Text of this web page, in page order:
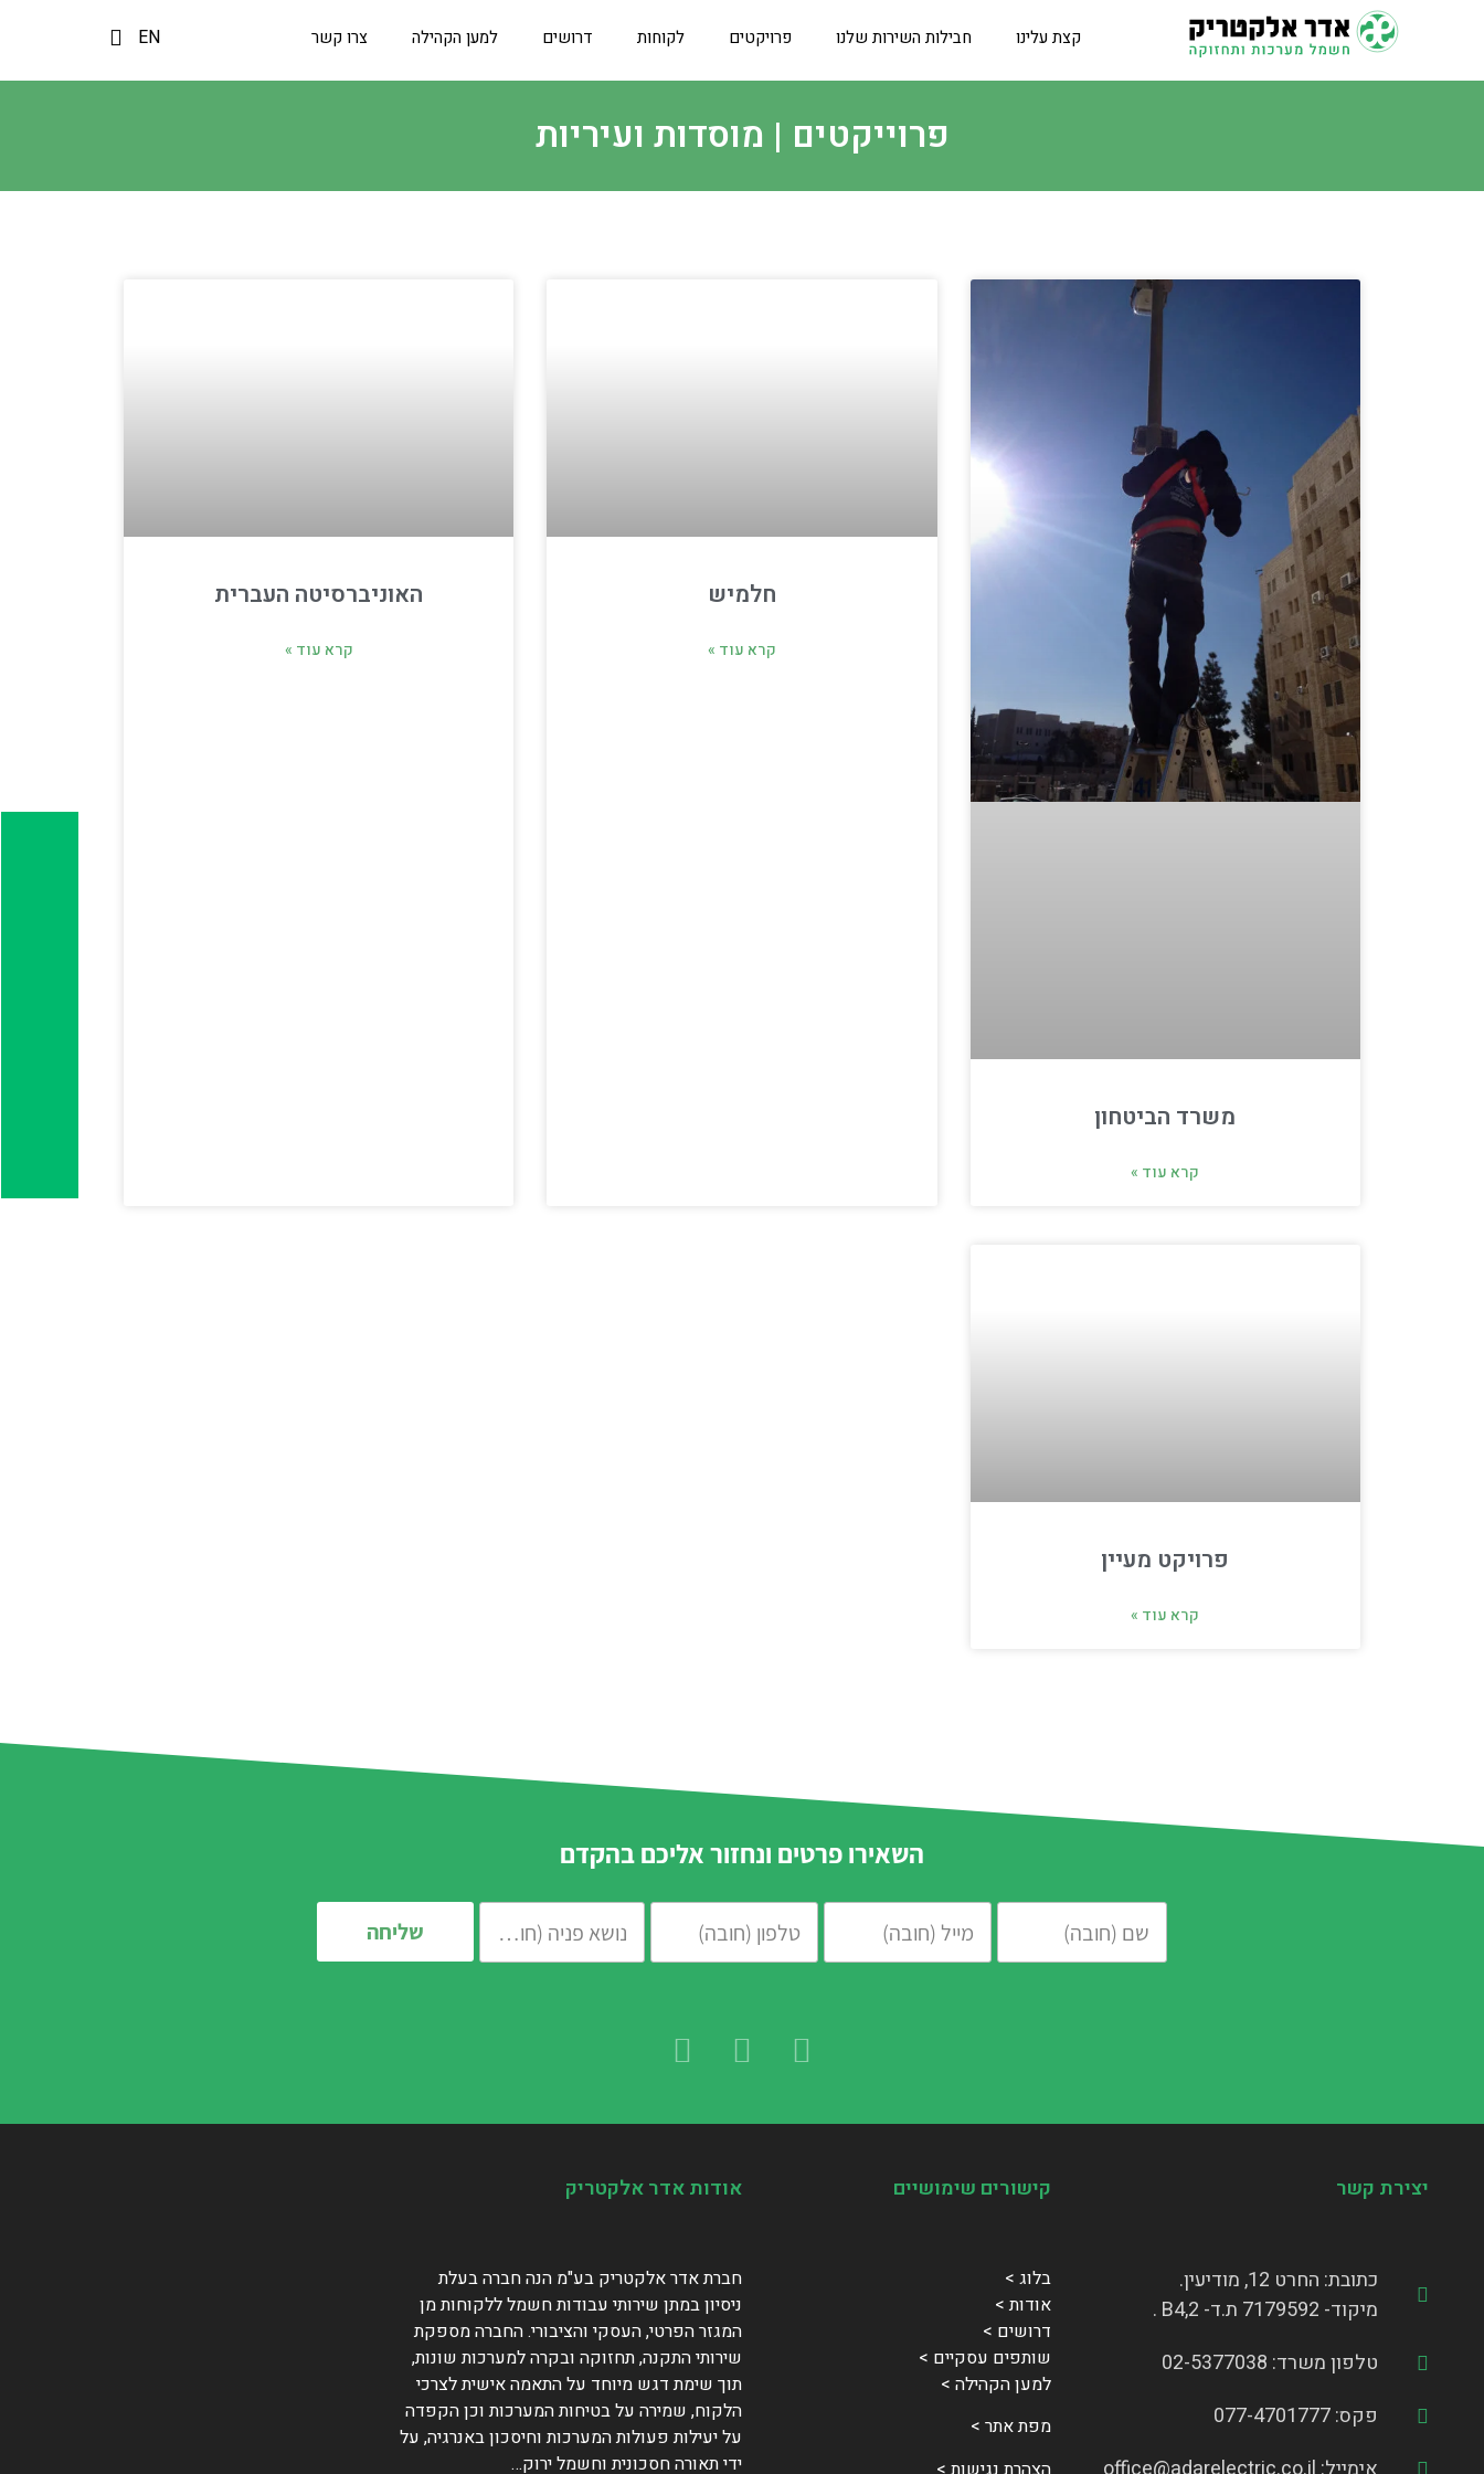
קצת עלינו חבילות השירות שלנו פרויקטים לקוחות דרושים למען הקהילה צרו קשר EN
פרוייקטים | מוסדות ועיריות
משרד הביטחון
קרא עוד »
חלמיש
קרא עוד »
האוניברסיטה העברית
קרא עוד »
פרויקט מעיין
קרא עוד »
השאירו פרטים ונחזור אליכם בהקדם
יצירת קשר
כתובת: החרט 12, מודיעין.
מיקוד- 7179592 ת.ד- B4,2 .
טלפון משרד: 02-5377038
פקס: 077-4701777
קישורים שימושיים
בלוג >
אודות >
דרושים >
שותפים עסקיים >
למען הקהילה >
מפת אתר >
אודות אדר אלקטריק
חברת אדר אלקטריק בע"מ הנה חברה בעלת
ניסיון במתן שירותי עבודות חשמל ללקוחות מן
המגזר הפרטי, העסקי והציבורי. החברה מספקת
שירותי התקנה, תחזוקה ובקרה למערכות שונות,
תוך שימת דגש מיוחד על התאמה אישית לצרכי
הלקוח, שמירה על בטיחות המערכות וכן הקפדה
על יעילות פעולות המערכות וחיסכון באנרגיה, על
ידי תאורה חסכונית וחשמל ירוק…